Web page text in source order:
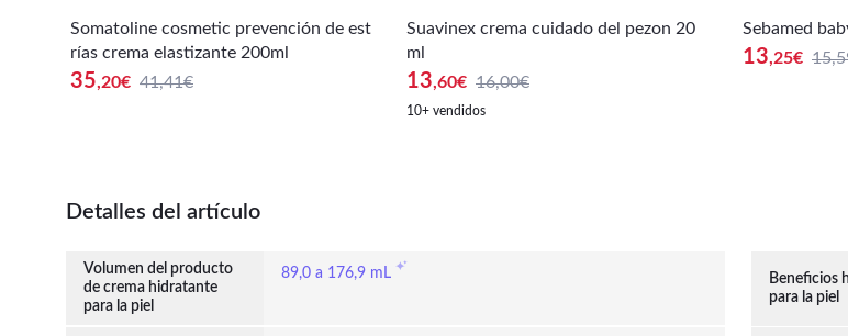
Somatoline cosmetic prevención de est
rías crema elastizante 200ml
35,20€ 41,41€
Suavinex crema cuidado del pezon 20
ml
13,60€ 16,00€
10+ vendidos
Sebamed
13,25€
Detalles del artículo
Volumen del producto
de crema hidratante
para la piel
89,0 a 176,9 mL
Beneficios
para la piel